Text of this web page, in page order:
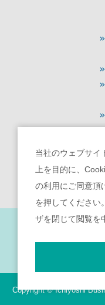
サイトポ
反社会的勢力との
お客様本位の
Copyright © Ichiyoshi
当社のウェブサイ
上を目的に、
の利用にご同意頂
を押してください
ザを閉じて閲覧を